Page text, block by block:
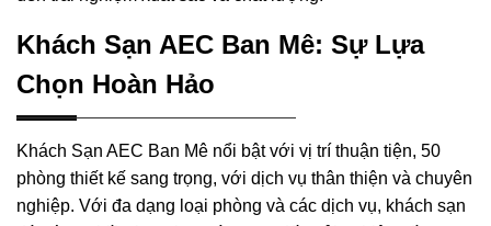
Khách Sạn AEC Ban Mê: Sự Lựa
Chọn Hoàn Hảo
Khách Sạn AEC Ban Mê nổi bật với vị trí thuận tiện, 50
phòng thiết kế sang trọng, với dịch vụ thân thiện và chuyên
nghiệp. Với đa dạng loại phòng và các dịch vụ, khách sạn